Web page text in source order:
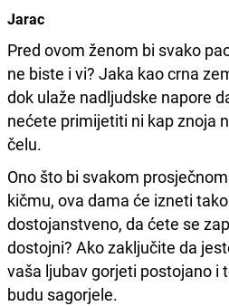
Jarac
Pred ovom ženom bi svako
ne biste i vi? Jaka kao crna
dok ulaže nadljudske napore
nećete primijetiti ni kap znoja
čelu.
Ono što bi svakom
kičmu, ova dama će izneti
dostojanstveno, da ćete se
dostojni? Ako zaključite da
vaša ljubav gorjeti postojano i
budu sagorjele.